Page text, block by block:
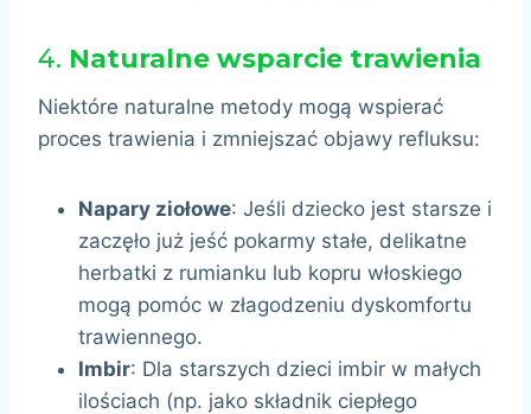
4. Naturalne wsparcie trawienia
Niektóre naturalne metody mogą wspierać
proces trawienia i zmniejszać objawy refluksu:
Napary ziołowe: Jeśli dziecko jest starsze i
zaczęło już jeść pokarmy stałe, delikatne
herbatki z rumianku lub kopru włoskiego
mogą pomóc w złagodzeniu dyskomfortu
trawiennego.
Imbir: Dla starszych dzieci imbir w małych
ilościach (np. jako składnik ciepłego